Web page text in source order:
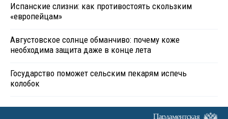
Испанские слизни: как противостоять скользким
«европейцам»
Августовское солнце обманчиво: почему коже
необходима защита даже в конце лета
Государство поможет сельским пекарям испечь
колобок